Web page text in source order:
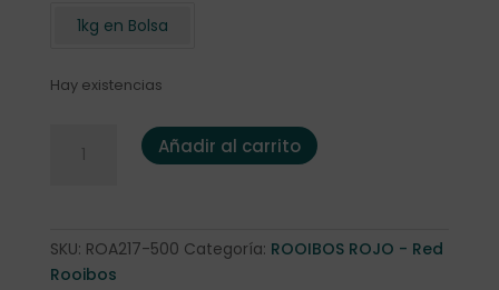
1kg en Bolsa
Hay existencias
Rooibos Canela 500gr. cantidad
Añadir al carrito
SKU: ROA217-500 Categoría: ROOIBOS ROJO - Red
Rooibos